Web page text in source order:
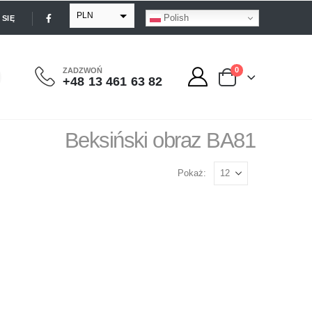
PLN
GBP
Polish
ZADZWOŃ
+48 13 461 63 82
0
Beksiński obraz BA81
Pokaż: